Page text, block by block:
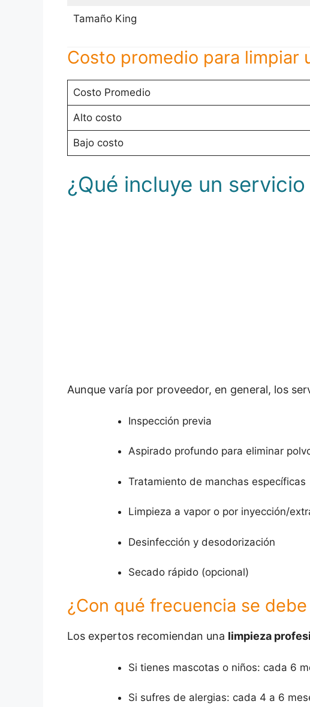
Tamaño King
Costo promedio para limpiar
Costo Promedio
Alto costo
Bajo costo
¿Qué incluye un
Aunque varía por proveedor, en general, los
Inspección previa
Aspirado profundo para eliminar
Tratamiento de manchas específicas
Limpieza a vapor o por inyección/
Desinfección y desodorización
Secado rápido (opcional)
¿Con qué frecuencia se
Los expertos recomiendan una limpieza
Si tienes mascotas o niños: cada 6
Si sufres de alergias: cada 4 a 6